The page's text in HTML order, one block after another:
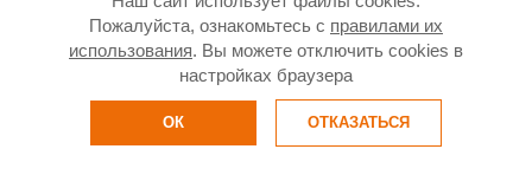
Политика конфиденциальности, хранения и обработки персональных
Все права защищены ООО «Сигма-Вент»
Пожалуйста, ознакомьтесь с правилами их
использования. Вы можете отключить cookies в
настройках браузера
ОК ОТКАЗАТЬСЯ